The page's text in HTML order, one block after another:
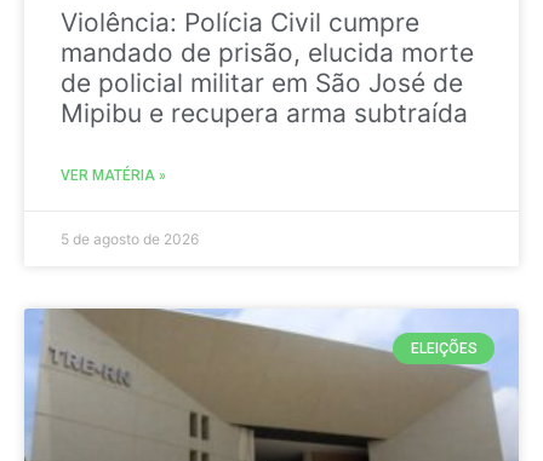
Violência: Polícia Civil cumpre
mandado de prisão, elucida morte
de policial militar em São José de
Mipibu e recupera arma subtraída
VER MATÉRIA »
5 de agosto de 2026
ELEIÇÕES